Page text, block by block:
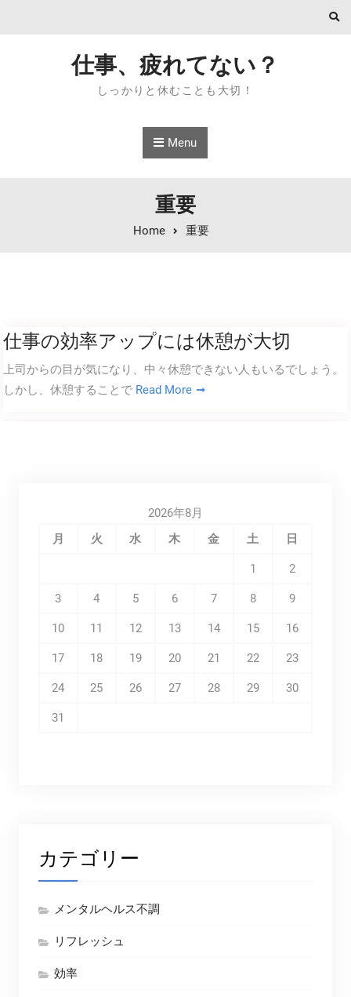
仕事、疲れてない？
しっかりと休むことも大切！
Menu
重要
Home 重要
仕事の効率アップには休憩が大切
上司からの目が気になり、中々休憩できない人もいるでしょう。
しかし、休憩することで Read More
2026年8月
月
火 水 木 金 土 日
1 2
3 4 5 6 7 8 9
10 11 12 13 14 15 16
17 18 19 20 21 22 23
24 25 26 27 28 29 30
31
カテゴリー
メンタルヘルス不調
リフレッシュ
効率